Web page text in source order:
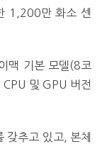
1,200만 화소 센
맥 기본 모델(8코
및 GPU 버전
추고 있고, 본체